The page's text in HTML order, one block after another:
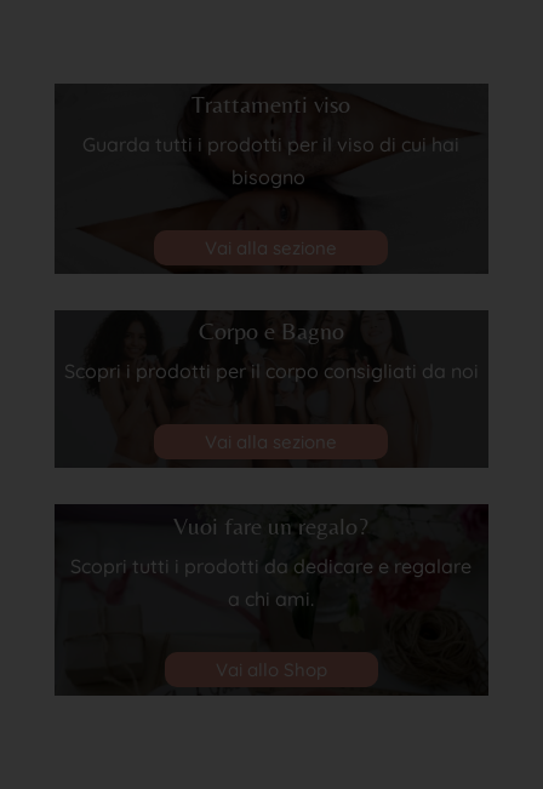
Trattamenti viso
Guarda tutti i prodotti per il viso di cui hai
bisogno
Vai alla sezione
Corpo e Bagno
Scopri i prodotti per il corpo consigliati da noi
Vai alla sezione
Vuoi fare un regalo?
Scopri tutti i prodotti da dedicare e regalare
a chi ami.
Vai allo Shop